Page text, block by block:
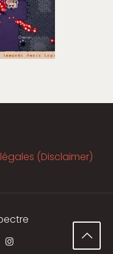
(Disclaimer)